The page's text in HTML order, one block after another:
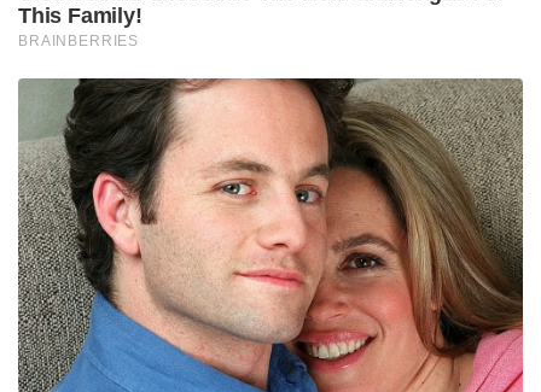
‘ജെൻസികളെ കേൾക്കാൻ കോൺഗ്രസിന്
കഴിഞ്ഞുവോ എന്ന് സ്വയം പരിശോധിക്കണം;
‘മലപ്പുറത്ത് പിടിച്ചെടുത്തത് ഭീമൻ സ്ഫോടകവസ്തു
ശേഖരം; കർണാടകയിൽ നിന്ന് 3 പേരെക്കൂടി തൂക്കി
എൻഐ.എ!’: ആകെ അറസ്റ്റ് 11 ആയി; തമിഴ്‌നാട്ടിലും
റെയ്ഡ്!
വായ്പ എടുത്തവർ മുതലും പലിശയുമടക്കം മുഴുവൻ
തുകയും അടച്ചു തീർത്താൽ മാത്രമേ സ്വർണപ്പണയം
പുതുക്കി വയ്ക്കാനാകൂ എന്നാണ് ആർബിഐ
നൽകിയിട്ടുള്ള നിർദേശം. അതുപോലെ കാർഷിക
സ്വർണ വായ്പ പോലെയുള്ള സബ്‌സിഡി